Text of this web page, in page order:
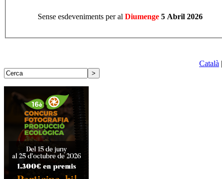
Sense esdeveniments per al Diumenge 5 Abril 2026
Català